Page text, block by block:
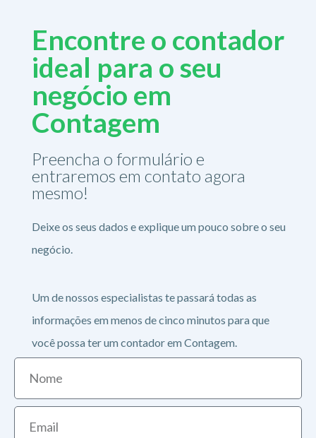
Encontre o contador
ideal para o seu
negócio em
Contagem
Preencha o formulário e
entraremos em contato agora
mesmo!
Deixe os seus dados e explique um pouco sobre o seu
negócio.
Um de nossos especialistas te passará todas as
informações em menos de cinco minutos para que
você possa ter um contador em Contagem.